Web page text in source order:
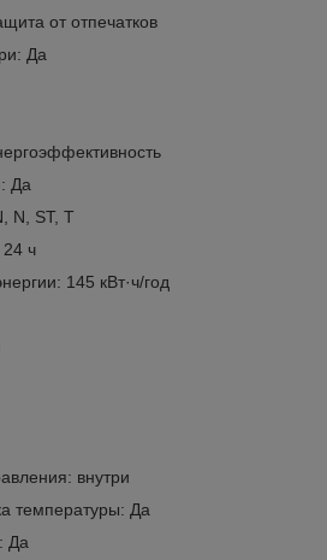
от отпечатков
Да
Да
N, ST, T
ч
145 кВт·ч/год
внутри
температуры: Да
Да